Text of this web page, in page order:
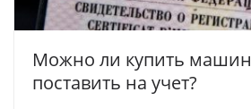
Можно ли купить
поставить на учет?